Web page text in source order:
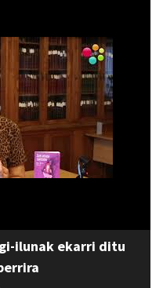
ilunak ekarri ditu